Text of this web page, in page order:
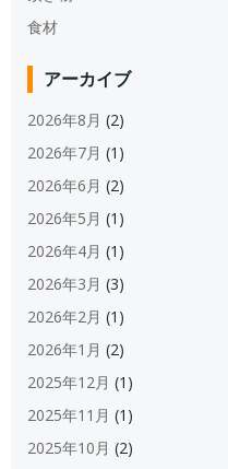
食材
アーカイブ
2026年8月 (2)
2026年7月 (1)
2026年6月 (2)
2026年5月 (1)
2026年4月 (1)
2026年3月 (3)
2026年2月 (1)
2026年1月 (2)
2025年12月 (1)
2025年11月 (1)
2025年10月 (2)